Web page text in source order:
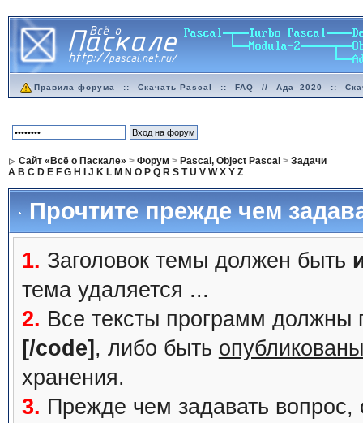
Правила форума :: Скачать Pascal :: FAQ // Ада–2020 ::
Сайт «Всё о Паскале» > Форум > Pascal, Object Pascal > Задачи
A B C D E F G H J K L M N O P Q R S T U V W X Y Z
Прочтите прежде чем
1. Заголовок темы должен быть
тема удаляется ...
2. Все тексты программ должны
[/code] , либо быть
хранения.
3. Прежде чем задавать вопрос,